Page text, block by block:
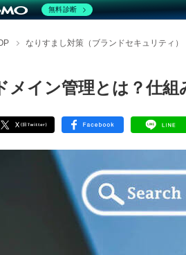
なりすまし対策（ブランドセキュリティ）
ドメイン管理とは？仕
無料診断